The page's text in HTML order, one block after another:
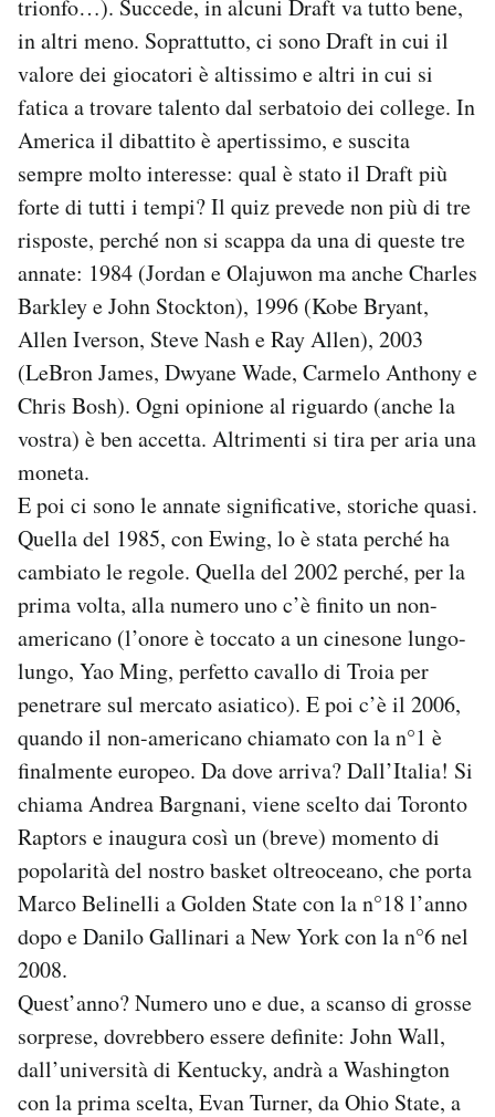
trionfo…). Succede, in alcuni Draft va tutto bene,
in altri meno. Soprattutto, ci sono Draft in cui il
valore dei giocatori è altissimo e altri in cui si
fatica a trovare talento dal serbatoio dei college. In
America il dibattito è apertissimo, e suscita
sempre molto interesse: qual è stato il Draft più
forte di tutti i tempi? Il quiz prevede non più di tre
risposte, perché non si scappa da una di queste tre
annate: 1984 (Jordan e Olajuwon ma anche Charles
Barkley e John Stockton), 1996 (Kobe Bryant,
Allen Iverson, Steve Nash e Ray Allen), 2003
(LeBron James, Dwyane Wade, Carmelo Anthony e
Chris Bosh). Ogni opinione al riguardo (anche la
vostra) è ben accetta. Altrimenti si tira per aria una
moneta.
E poi ci sono le annate significative, storiche quasi.
Quella del 1985, con Ewing, lo è stata perché ha
cambiato le regole. Quella del 2002 perché, per la
prima volta, alla numero uno c’è finito un non-
americano (l’onore è toccato a un cinesone lungo-
lungo, Yao Ming, perfetto cavallo di Troia per
penetrare sul mercato asiatico). E poi c’è il 2006,
quando il non-americano chiamato con la n°1 è
finalmente europeo. Da dove arriva? Dall’Italia! Si
chiama Andrea Bargnani, viene scelto dai Toronto
Raptors e inaugura così un (breve) momento di
popolarità del nostro basket oltreoceano, che porta
Marco Belinelli a Golden State con la n°18 l’anno
dopo e Danilo Gallinari a New York con la n°6 nel
2008.
Quest’anno? Numero uno e due, a scanso di grosse
sorprese, dovrebbero essere definite: John Wall,
dall’università di Kentucky, andrà a Washington
con la prima scelta, Evan Turner, da Ohio State, a